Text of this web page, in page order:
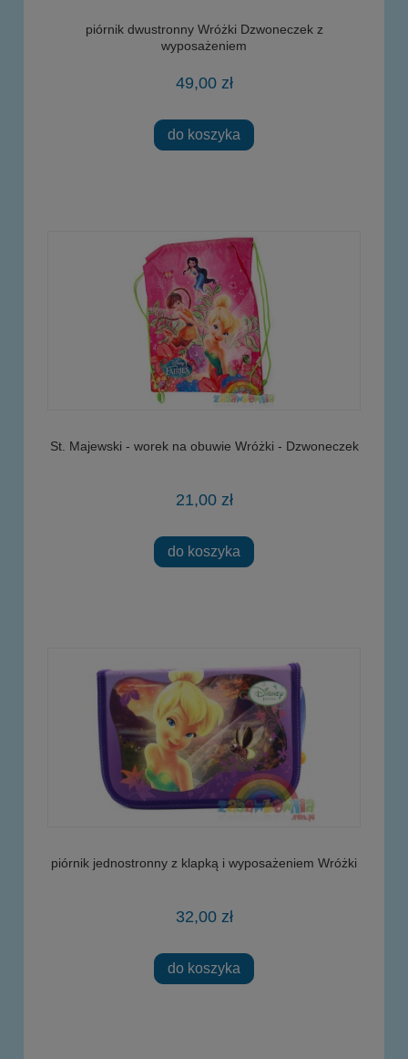
piórnik dwustronny Wróżki Dzwoneczek z
wyposażeniem
49,00 zł
do koszyka
St. Majewski - worek na obuwie Wróżki - Dzwoneczek
21,00 zł
do koszyka
piórnik jednostronny z klapką i wyposażeniem Wróżki
32,00 zł
do koszyka